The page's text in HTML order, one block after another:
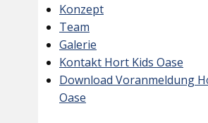
Konzept
Team
Galerie
Kontakt Hort Kids Oase
Download Voranmeldung
Oase